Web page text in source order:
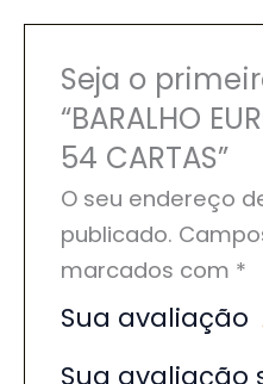
Seja o
“BARALHO
54 CARTAS”
O seu endereço
publicado.
marcados com *
Sua avaliação
Sua avaliação